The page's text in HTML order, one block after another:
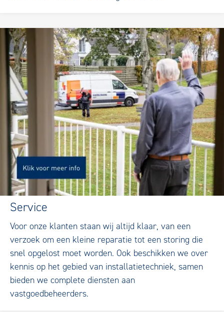
Service
Voor onze klanten staan wij altijd klaar, van een
verzoek om een kleine reparatie tot een storing die
snel opgelost moet worden. Ook beschikken we over
kennis op het gebied van installatietechniek, samen
bieden we complete diensten aan
vastgoedbeheerders.